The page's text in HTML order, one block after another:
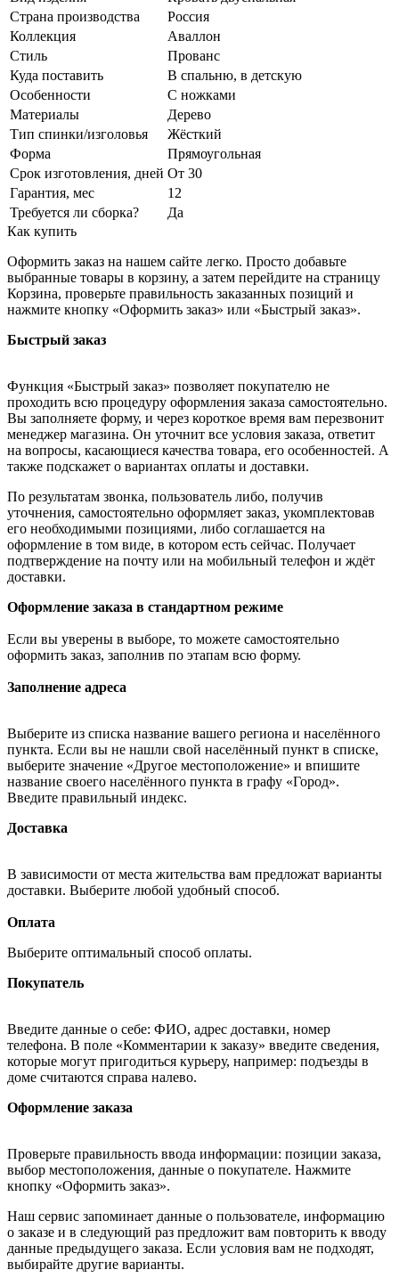
Страна производства
Россия
Коллекция
Аваллон
Стиль
Прованс
Куда поставить
В спальню, в детскую
Особенности
С ножками
Материалы
Дерево
Тип спинки/изголовья
Жёсткий
Форма
Прямоугольная
Срок изготовления, дней От 30
Гарантия, мес
12
Требуется ли сборка?
Да
Как купить
Оформить заказ на нашем сайте легко. Просто добавьте
выбранные товары в корзину, а затем перейдите на страницу
Корзина, проверьте правильность заказанных позиций и
нажмите кнопку «Оформить заказ» или «Быстрый заказ».
Быстрый заказ
Функция «Быстрый заказ» позволяет покупателю не
проходить всю процедуру оформления заказа самостоятельно.
Вы заполняете форму, и через короткое время вам перезвонит
менеджер магазина. Он уточнит все условия заказа, ответит
на вопросы, касающиеся качества товара, его особенностей. А
также подскажет о вариантах оплаты и доставки.
По результатам звонка, пользователь либо, получив
уточнения, самостоятельно оформляет заказ, укомплектовав
его необходимыми позициями, либо соглашается на
оформление в том виде, в котором есть сейчас. Получает
подтверждение на почту или на мобильный телефон и ждёт
доставки.
Оформление заказа в стандартном режиме
Если вы уверены в выборе, то можете самостоятельно
оформить заказ, заполнив по этапам всю форму.
Заполнение адреса
Выберите из списка название вашего региона и населённого
пункта. Если вы не нашли свой населённый пункт в списке,
выберите значение «Другое местоположение» и впишите
название своего населённого пункта в графу «Город».
Введите правильный индекс.
Доставка
В зависимости от места жительства вам предложат варианты
доставки. Выберите любой удобный способ.
Оплата
Выберите оптимальный способ оплаты.
Покупатель
Введите данные о себе: ФИО, адрес доставки, номер
телефона. В поле «Комментарии к заказу» введите сведения,
которые могут пригодиться курьеру, например: подъезды в
доме считаются справа налево.
Оформление заказа
Проверьте правильность ввода информации: позиции заказа,
выбор местоположения, данные о покупателе. Нажмите
кнопку «Оформить заказ».
Наш сервис запоминает данные о пользователе, информацию
о заказе и в следующий раз предложит вам повторить к вводу
данные предыдущего заказа. Если условия вам не подходят,
выбирайте другие варианты.